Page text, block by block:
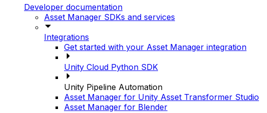
Developer documentation
Asset Manager SDKs and services
Integrations
Get started with your Asset Manager integration
Unity Cloud Python SDK
Unity Pipeline Automation
Asset Manager for Unity Asset Transformer Studio
Asset Manager for Blender